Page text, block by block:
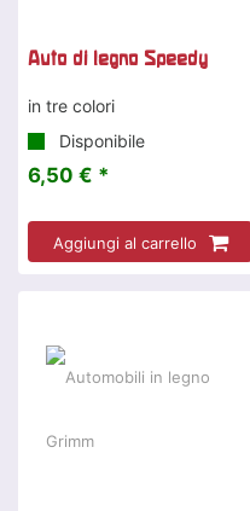
Auto di legno Speedy
in tre colori
Disponibile
6,50 € *
Aggiungi al carrello